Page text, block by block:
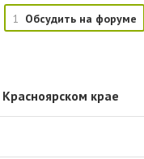
1 Обсудить на форуме
крае